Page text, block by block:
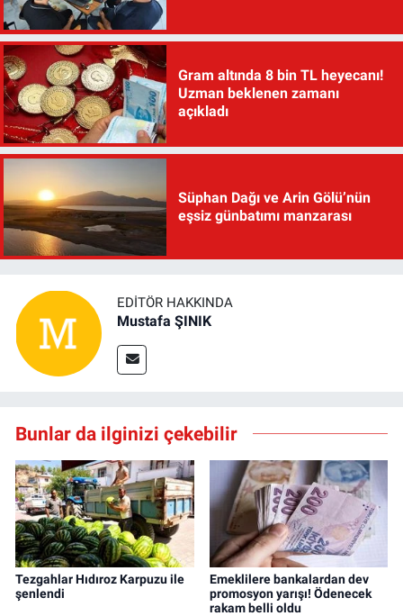
Gram altında 8 bin TL heyecanı!
Uzman beklenen zamanı
açıkladı
Süphan Dağı ve Arin Gölü’nün
eşsiz günbatımı manzarası
EDITÖR HAKKINDA
Mustafa ŞINIK
Bunlar da ilginizi çekebilir
Tezgahlar Hıdıroz Karpuzu ile
şenlendi
Emeklilere bankalardan dev
promosyon yarışı! Ödenecek
rakam belli oldu